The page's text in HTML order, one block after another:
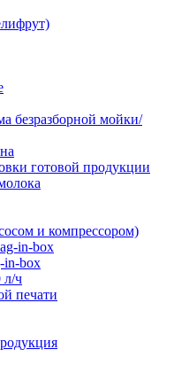
безразборной мойки/
готовой продукции
и компрессором)
in-box
in-box
л/ч
печати